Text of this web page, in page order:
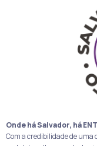
Onde há Salvador, há
Com a credibilidade de uma